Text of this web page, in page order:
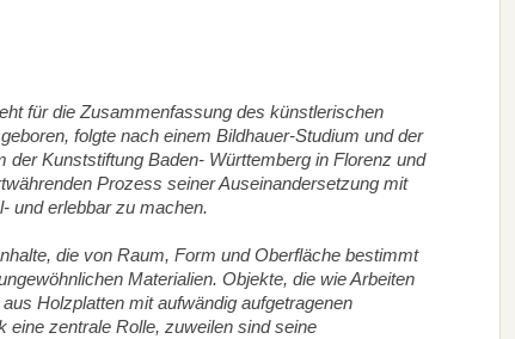
für die Zusammenfassung des künstlerischen
folgte nach einem Bildhauer-Studium und der
der Kunststiftung Baden- Württemberg in Florenz und
Prozess seiner Auseinandersetzung mit
und erlebbar zu machen.
die von Raum, Form und Oberfläche bestimmt
Materialien. Objekte, die wie Arbeiten
Holzplatten mit aufwändig aufgetragenen
eine zentrale Rolle, zuweilen sind seine